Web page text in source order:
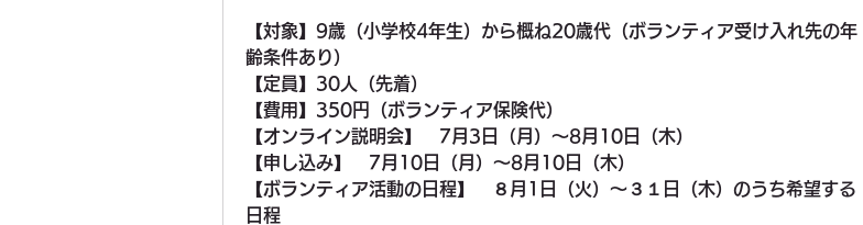
【対象】9歳（小学校4年生）から概ね20歳代（ボランティア受け入れ先の年
齢条件あり）
【定員】30人（先着）
【費用】350円（ボランティア保険代）
【オンライン説明会】　7月3日（月）～8月10日（木）
【申し込み】　7月10日（月）～8月10日（木）
【ボランティア活動の日程】　８月1日（火）～３１日（木）のうち希望する
日程